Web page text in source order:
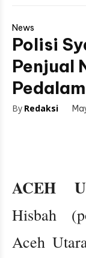
News
Polisi
Penjual
By Redaksi
ACEH
Hisbah
Aceh